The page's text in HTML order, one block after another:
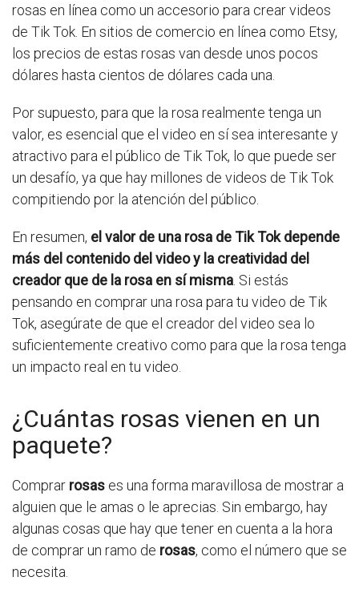
rosas en línea como un accesorio para crear videos
de Tik Tok. En sitios de comercio en línea como Etsy,
los precios de estas rosas van desde unos pocos
dólares hasta cientos de dólares cada una.
Por supuesto, para que la rosa realmente tenga un
valor, es esencial que el video en sí sea interesante y
atractivo para el público de Tik Tok, lo que puede ser
un desafío, ya que hay millones de videos de Tik Tok
compitiendo por la atención del público.
En resumen, el valor de una rosa de Tik Tok depende
más del contenido del video y la creatividad del
creador que de la rosa en sí misma . Si estás
pensando en comprar una rosa para tu video de Tik
Tok, asegúrate de que el creador del video sea lo
suficientemente creativo como para que la rosa tenga
un impacto real en tu video.
¿Cuántas rosas vienen en un
paquete?
Comprar rosas es una forma maravillosa de mostrar a
alguien que le amas o le aprecias. Sin embargo, hay
algunas cosas que hay que tener en cuenta a la hora
de comprar un ramo de rosas, como el número que se
necesita.